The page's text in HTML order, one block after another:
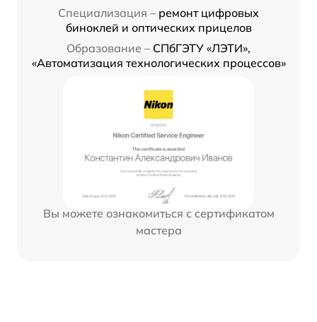
Специализация – ремонт цифровых
биноклей и оптических прицелов
Образование – СПбГЭТУ «ЛЭТИ»,
«Автоматизация технологических процессов»
Вы можете ознакомиться с сертификатом
мастера